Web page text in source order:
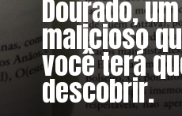
Dourado,
malicioso
você terá
descobrir.